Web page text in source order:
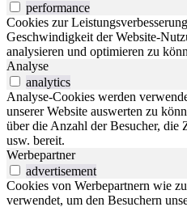
performance
Cookies zur
Geschwindigkeit der Website-
analysieren und optimieren zu
Analyse
analytics
Analyse-Cookies werden
unserer Website auswerten zu
über die Anzahl der Besucher, die
usw. bereit.
Werbepartner
advertisement
Cookies von Werbepartnern wie
verwendet, um den Besuchern